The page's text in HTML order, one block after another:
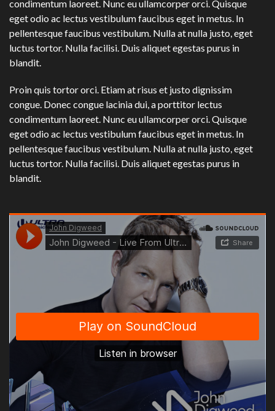
condimentum laoreet. Nunc eu ullamcorper orci. Quisque
eget odio ac lectus vestibulum faucibus eget in metus. In
pellentesque faucibus vestibulum. Nulla at nulla justo, eget
luctus tortor. Nulla facilisi. Duis aliquet egestas purus in
blandit.
Proin quis tortor orci. Etiam at risus et justo dignissim
congue. Donec congue lacinia dui, a porttitor lectus
condimentum laoreet. Nunc eu ullamcorper orci. Quisque
eget odio ac lectus vestibulum faucibus eget in metus. In
pellentesque faucibus vestibulum. Nulla at nulla justo, eget
luctus tortor. Nulla facilisi. Duis aliquet egestas purus in
blandit.